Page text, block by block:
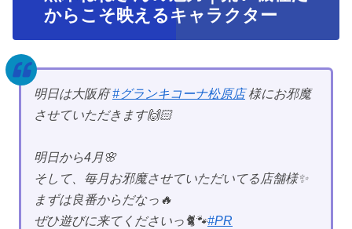
からこそ映えるキャラクター
明日は大阪府#グランキコーナ松原店様にお邪魔
させていただきます🙌🏻
明日から4月🌸
そして、毎月お邪魔させていただいてる店舗様✨
まずは良番からだなっ🔥
ぜひ遊びに来てくださいっ🐈🐾#PR